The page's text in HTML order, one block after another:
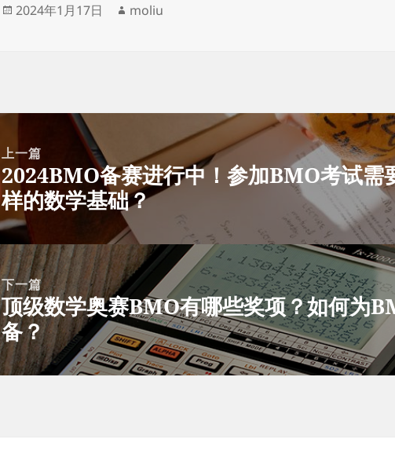
发
2024年1月17日
作
moliu
上一篇
上
篇
文
章：
2024BMO备赛进行中！参加BMO考试需
样的数学基础？
下一篇
下
篇
文
章：
顶级数学奥赛BMO有哪些奖项？如何为
备？